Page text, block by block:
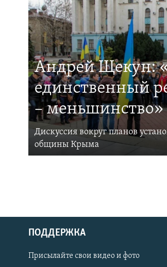
Українською
Андрей Щекун:
единственный
– меньшинство»
Дискуссия вокруг планов
общины Крыма
ПОДДЕРЖКА
Присылайте свои видео и фото